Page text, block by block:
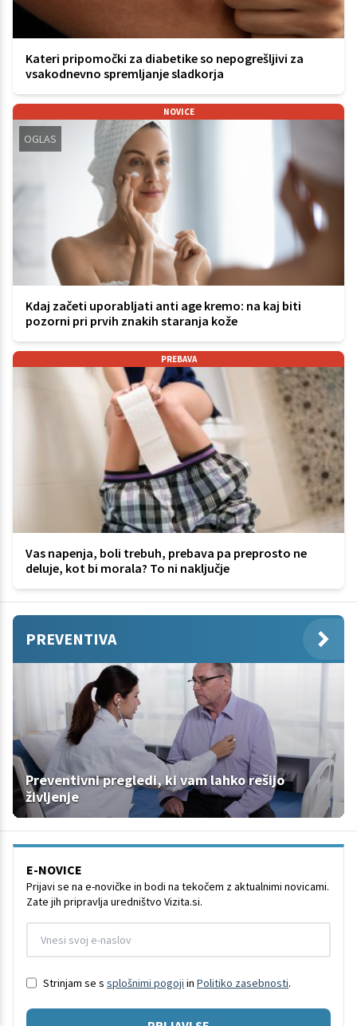
Kateri pripomočki za diabetike so nepogrešljivi za
vsakodnevno spremljanje sladkorja
NOVICE
OGLAS
Kdaj začeti uporabljati anti age kremo: na kaj biti
pozorni pri prvih znakih staranja kože
PREBAVA
Vas napenja, boli trebuh, prebava pa preprosto ne
deluje, kot bi morala? To ni naključje
PREVENTIVA
Preventivni pregledi, ki vam lahko rešijo
življenje
E-NOVICE
Prijavi se na e-novičke in bodi na tekočem z aktualnimi novicami.
Zate jih pripravlja uredništvo Vizita.si.
Strinjam se s splošnimi pogoji in Politiko zasebnosti.